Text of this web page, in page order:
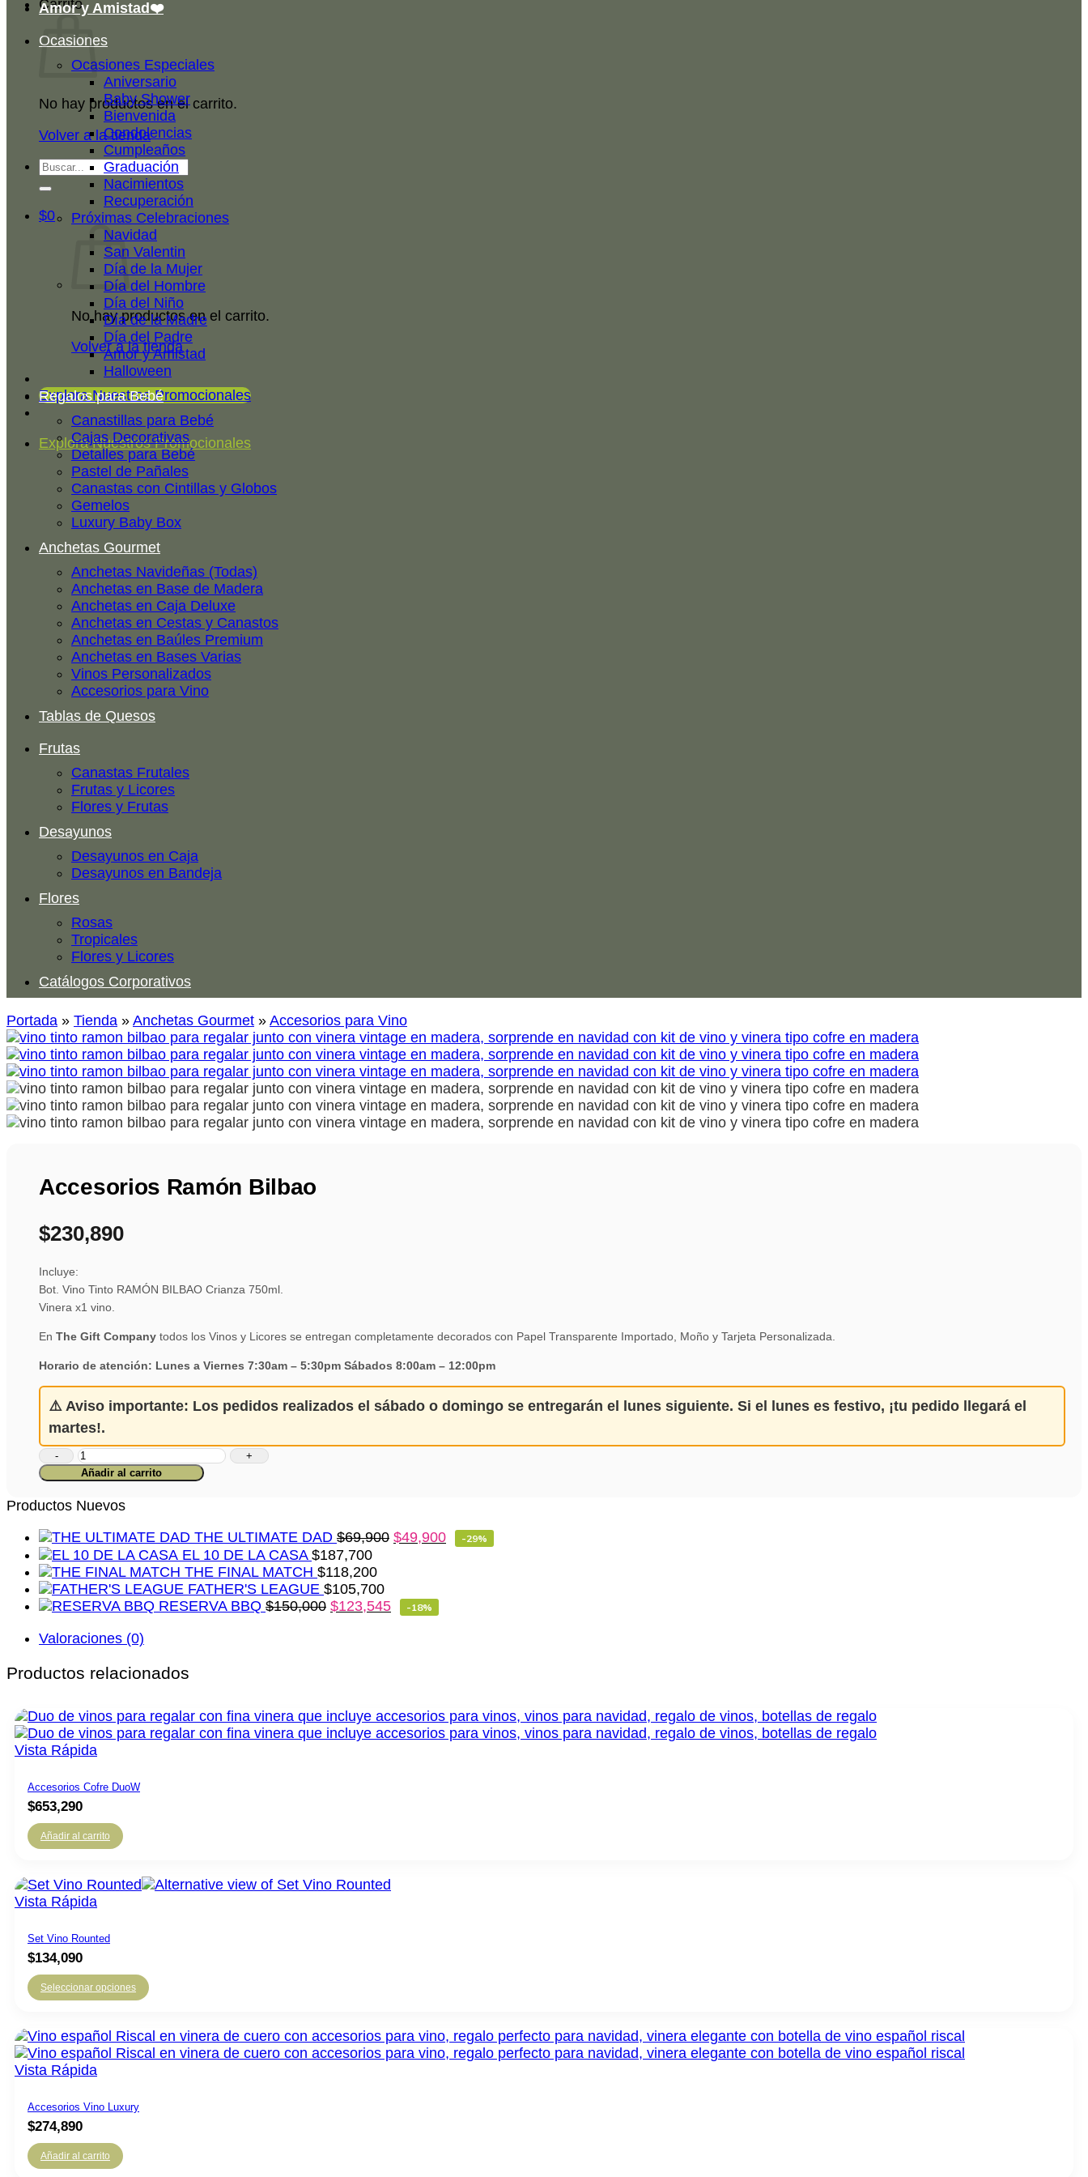
Carrito
No hay productos en el carrito.
Volver a la tienda
Buscar
por:
$0
No hay productos en el carrito.
Volver a la tienda
Explora Nuestros Promocionales
Explora Nuestros Promocionales
Amor y Amistad❤️
Ocasiones
Ocasiones Especiales
Aniversario
Baby Shower
Bienvenida
Condolencias
Cumpleaños
Graduación
Nacimientos
Recuperación
Próximas Celebraciones
Navidad
San Valentin
Día de la Mujer
Día del Hombre
Día del Niño
Día de la Madre
Día del Padre
Amor y Amistad
Halloween
Regalos para Bebé
Canastillas para Bebé
Cajas Decorativas
Detalles para Bebé
Pastel de Pañales
Canastas con Cintillas y Globos
Gemelos
Luxury Baby Box
Anchetas Gourmet
Anchetas Navideñas (Todas)
Anchetas en Base de Madera
Anchetas en Caja Deluxe
Anchetas en Cestas y Canastos
Anchetas en Baúles Premium
Anchetas en Bases Varias
Vinos Personalizados
Accesorios para Vino
Tablas de Quesos
Frutas
Canastas Frutales
Frutas y Licores
Flores y Frutas
Desayunos
Desayunos en Caja
Desayunos en Bandeja
Flores
Rosas
Tropicales
Flores y Licores
Catálogos Corporativos
Portada » Tienda » Anchetas Gourmet » Accesorios para Vino
Accesorios Ramón Bilbao
$230,890
Incluye:
Bot. Vino Tinto RAMÓN BILBAO Crianza 750ml.
Vinera x1 vino.
En The Gift Company todos los Vinos y Licores se entregan completamente decorados con Papel Transparente Importado, Moño y Tarjeta Personalizada.
Horario de atención: Lunes a Viernes 7:30am – 5:30pm Sábados 8:00am – 12:00pm
⚠️ Aviso importante: Los pedidos realizados el sábado o domingo se entregarán el lunes siguiente. Si el lunes es festivo, ¡tu pedido llegará el
martes!.
Accesorios
Ramón
cantidad
Añadir al carrito
Productos Nuevos
THE ULTIMATE DAD $69,900 $49,900 -29%
EL 10 DE LA CASA $187,700
THE FINAL MATCH $118,200
FATHER'S LEAGUE $105,700
RESERVA BBQ $150,000 $123,545 -18%
Valoraciones (0)
Productos relacionados
Vista Rápida
Accesorios Cofre DuoW
$653,290
Añadir al carrito
Vista Rápida
Set Vino Rounted
$134,090
Seleccionar opciones
Vista Rápida
Accesorios Vino Luxury
$274,890
Añadir al carrito